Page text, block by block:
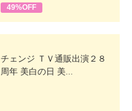
49%OFF
チェンジ ＴＶ通販出演２８
周年 美白の日 美...